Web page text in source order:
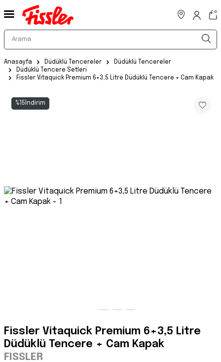
0
Anasayfa Düdüklü Tencereler
Düdüklü Tencereler
Düdüklü Tencere Setleri
Fissler Vitaquick Premium 6+3,5 Litre Düdüklü Tencere + Cam Kapak
% 15İndirim
Fissler Vitaquick Premium 6+3,5 Litre
Düdüklü Tencere + Cam Kapak
FISSLER